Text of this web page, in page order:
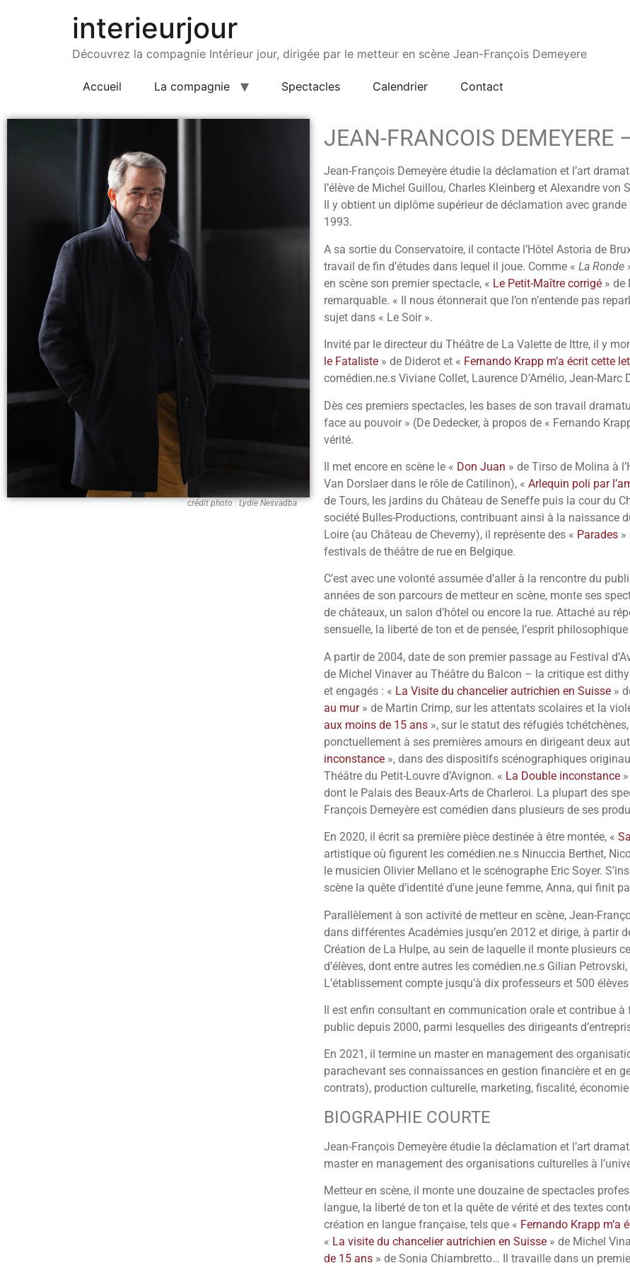
interieurjour
Découvrez la compagnie Intérieur jour, dirigée par le metteur en scène Jean-François Demeyere
Accueil La compagnie Spectacles Calendrier Contact
crédit photo : Lydie Nesvadba
JEAN-FRANCOIS DEMEYERE
Jean-François Demeyère étudie la déclamation et l’art
l’élève de Michel Guillou, Charles Kleinberg et Alexandre von
Il y obtient un diplôme supérieur de déclamation avec
1993.
A sa sortie du Conservatoire, il contacte l’Hôtel Astoria de
travail de fin d’études dans lequel il joue. Comme « La Ronde
en scène son premier spectacle, « Le Petit-Maître corrigé» de
remarquable. « Il nous étonnerait que l’on n’entende pas
sujet dans « Le Soir ».
Invité par le directeur du Théâtre de La Valette de Ittre, il y
le Fataliste» de Diderot et « Fernando Krapp m’a écrit cette
comédien.ne.s Viviane Collet, Laurence D’Amélio, Jean-
Dès ces premiers spectacles, les bases de son travail
face au pouvoir » (De Dedecker, à propos de « Fernando
vérité.
Il met encore en scène le « Don Juan » de Tirso de Molina à
Van Dorslaer dans le rôle de Catilinon), « ​Arlequin poli par
de Tours, les jardins du Château de Seneffe puis la cour du
société Bulles-Productions, contribuant ainsi à la naissance
Loire (au Château de Cheverny), il représente des « Parades»
festivals de théâtre de rue en Belgique.
C’est avec une volonté assumée d’aller à la rencontre du
années de son parcours de metteur en scène, monte ses
de châteaux, un salon d’hôtel ou encore la rue. Attaché au
sensuelle, la liberté de ton et de pensée, l’esprit
A partir de 2004, date de son premier passage au Festival
de Michel Vinaver au Théâtre du Balcon – la critique est
et engagés : « La Visite du chancelier autrichien en Suisse»
au mur» de Martin Crimp, sur les attentats scolaires et la
aux moins de 15 ans», sur le statut des réfugiés
ponctuellement à ses premières amours en dirigeant deux
inconstance», dans des dispositifs scénographiques
Théâtre du Petit-Louvre d’Avignon. « La Double inconstance»
dont le Palais des Beaux-Arts de Charleroi. La plupart des
François Demeyère est comédien dans plusieurs de ses
En 2020, il écrit sa première pièce destinée à être montée, «
artistique où figurent les comédien.ne.s Ninuccia Berthet,
le musicien Olivier Mellano et le scénographe Eric Soyer.
scène la quête d’identité d’une jeune femme, Anna, qui finit
Parallèlement à son activité de metteur en scène, Jean-
dans différentes Académies jusqu’en 2012 et dirige, à partir
Création de La Hulpe, au sein de laquelle il monte plusieurs
d’élèves, dont entre autres les comédien.ne.s Gilian
L’établissement compte jusqu’à dix professeurs et 500
Il est enfin consultant en communication orale et contribue à
public depuis 2000, parmi lesquelles des dirigeants
En 2021, il termine un master en management des
parachevant ses connaissances en gestion financière et en
contrats), production culturelle, marketing, fiscalité,
BIOGRAPHIE COURTE
Jean-François Demeyère étudie la déclamation et l’art
master en management des organisations culturelles à
Metteur en scène, il monte une douzaine de spectacles
langue, la liberté de ton et la quête de vérité et des textes
création en langue française, tels que « Fernando Krapp m’a
« La visite du chancelier autrichien en Suisse» de Michel
de 15 ans» de Sonia Chiambretto… Il travaille dans un